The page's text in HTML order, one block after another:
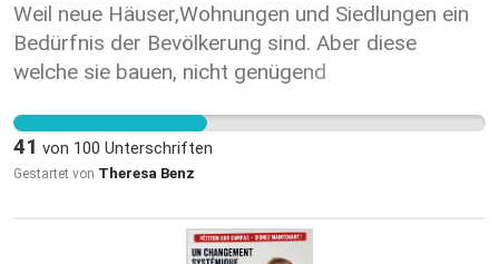
Weil neue Häuser,Wohnungen und Siedlungen ein
Bedürfnis der Bevölkerung sind. Aber diese
welche sie bauen, nicht genügend
arbeitet als Zimmermann und ist wie niedergegart
wenn er nach Hause kommt, Sonnenbrand,
schutz unserer fleissigen Bauarbeiter.
41 von 100 Unterschriften
Gestartet von Theresa Benz